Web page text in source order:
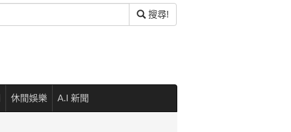
搜尋!
休閒娛樂 A.I 新聞